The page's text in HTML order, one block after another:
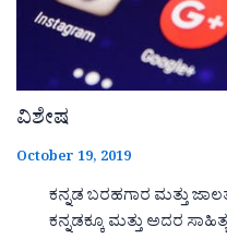
ವಿಶೇಷ
October 19, 2019
ಕನ್ನಡ ಬರಹಗಾರ ಮತ್ತು
ಕನ್ನಡಕ್ಕೂ ಮತ್ತು ಅದರ